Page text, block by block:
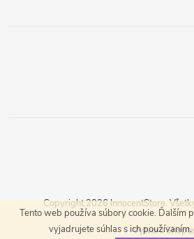
Tento web používa súbory cookie. Ďalším
vyjadrujete súhlas s ichVytvoril
Copyright 2026 InnocentStore.